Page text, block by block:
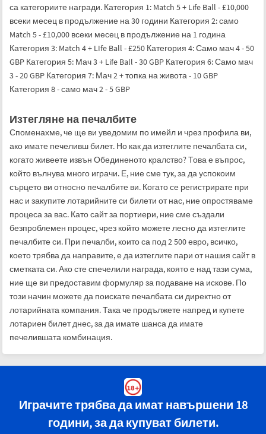
са категориите награди. Категория 1: Match 5 + Life Ball - £10,000
всеки месец в продължение на 30 години Категория 2: само
Match 5 - £10,000 всеки месец в продължение на 1 година
Категория 3: Match 4 + LIfe Ball - £250 Категория 4: Само мач 4 - 50
GBP Категория 5: Мач 3 + Life Ball - 30 GBP Категория 6: Само мач
3 - 20 GBP Категория 7: Мач 2 + топка на живота - 10 GBP
Категория 8 - само мач 2 - 5 GBP
Изтегляне на печалбите
Споменахме, че ще ви уведомим по имейл и чрез профила ви,
ако имате печеливш билет. Но как да изтеглите печалбата си,
когато живеете извън Обединеното кралство? Това е въпрос,
който вълнува много играчи. Е, ние сме тук, за да успокоим
сърцето ви относно печалбите ви. Когато се регистрирате при
нас и закупите лотарийните си билети от нас, ние опростяваме
процеса за вас. Като сайт за портиери, ние сме създали
безпроблемен процес, чрез който можете лесно да изтеглите
печалбите си. При печалби, които са под 2 500 евро, всичко,
което трябва да направите, е да изтеглите пари от нашия сайт в
сметката си. Ако сте спечелили награда, която е над тази сума,
ние ще ви предоставим формуляр за подаване на искове. По
този начин можете да поискате печалбата си директно от
лотарийната компания. Така че продължете напред и купете
лотариен билет днес, за да имате шанса да имате
печелившата комбинация.
Играчите трябва да имат навършени 18
години, за да купуват билети.